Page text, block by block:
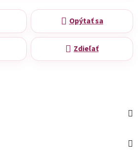
Opýtať sa
Zdieľať